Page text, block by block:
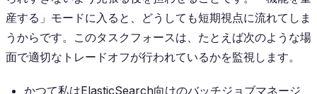
産する」モードに入ると、どうしても短期視点に流れてしま
うからです。このタスクフォースは、たとえば次のような場
面で適切なトレードオフが行われているかを監視します。
かつて私はElasticSearch向けのバッチジョブマネージ